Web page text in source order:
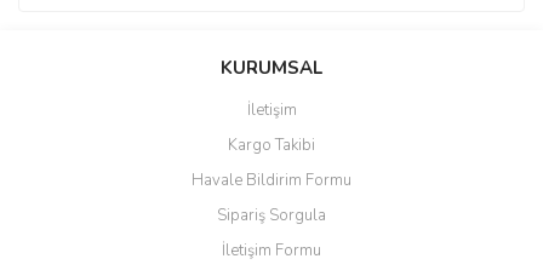
KURUMSAL
İletişim
Kargo Takibi
Havale Bildirim Formu
Sipariş Sorgula
İletişim Formu